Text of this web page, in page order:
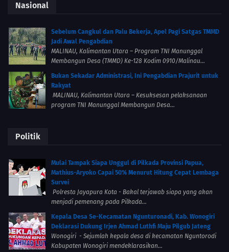
Nasional
Sebelum Cangkul dan Palu Bekerja, Apel Pagi Satgas TMMD
Jadi Awal Pengabdian
MALINAU, Kalimantan Utara – Program TNI Manunggal
Membangun Desa (TMMD) Ke-128 Kodim 0910/Malinau...
Bukan Sekadar Administrasi, Ini Pengabdian Prajurit untuk
Rakyat
MALINAU, Kalimantan Utara – Kesuksesan pelaksanaan
program TNI Manunggal Membangun Desa...
Politik
Mulai Tampak Siapa Unggul di Pilkada Provinsi Papua,
Mathius-Aryoko Capai 50% Menurut Hitung Cepat Lembaga
Survei
Polresta Jayapura Kota - Bakal terjawab siapa yang akan
menjadi pemenang pada Pilkada...
Kepala Desa Se-Kecamatan Ngunturonadi, Kab. Wonogiri
Deklarasi Dukung Irjen Ahmad Luthfi Maju Pilgub Jateng
Wonogiri - Sejumlah kepala desa di kecamatan Nguntorodi
Kabupaten Wonogiri mendeklarasikan...